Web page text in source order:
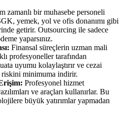
zamanlı bir muhasebe personeli
yemek, yol ve ofis donanımı gibi
getirir. Outsourcing ile sadece
yaparsınız.
Finansal süreçlerin uzman mali
profesyoneller tarafından
uyumu kolaylaştırır ve cezai
riskini minimuma indirir.
Profesyonel hizmet
ve araçları kullanırlar. Bu
büyük yatırımlar yapmadan